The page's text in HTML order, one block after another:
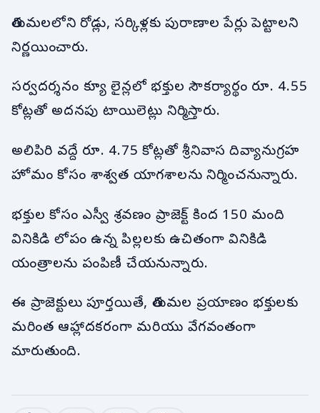
తిరుమలలోని రోడ్లు, సర్కిళ్లకు పురాణాల పేర్లు పెట్టాలని
నిర్ణయించారు.
సర్వదర్శనం క్యూ లైన్లలో భక్తుల సౌకర్యార్థం రూ. 4.55
కోట్లతో అదనపు టాయిలెట్లు నిర్మిస్తారు.
అలిపిరి వద్దే రూ. 4.75 కోట్లతో శ్రీనివాస దివ్యానుగ్రహ
హోమం కోసం శాశ్వత యాగశాలను నిర్మించనున్నారు.
భక్తుల కోసం ఎస్వీ శ్రవణం ప్రాజెక్ట్ కింద 150 మంది
వినికిడి లోపం ఉన్న పిల్లలకు ఉచితంగా వినికిడి
యంత్రాలను పంపిణీ చేయనున్నారు.
ఈ ప్రాజెక్టులు పూర్తయితే, తిరుమల ప్రయాణం భక్తులకు
మరింత ఆహ్లాదకరంగా మరియు వేగవంతంగా
మారుతుంది.